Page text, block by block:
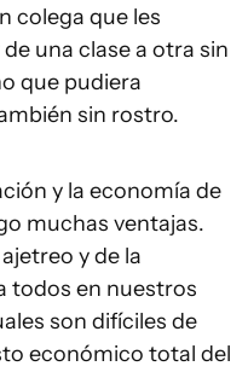
colega que les
una clase a otra sin
que pudiera
sin rostro.
y la economía de
muchas ventajas.
y de la
todos en nuestros
son difíciles de
económico total del